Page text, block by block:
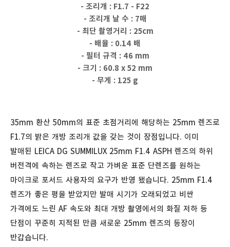
- 조리개 : F1.7 - F22
- 조리개 날 수 : 7매
- 최단 촬영거리 : 25cm
- 배율 : 0.14 배
- 필터 규격 : 46 mm
- 크기 : 60.8 x 52 mm
- 무게 : 125 g
35mm 환산 50mm의 표준 초점거리에 해당하는 25mm 렌즈로
F1.7의 밝은 개방 조리개 값을 갖는 것이 장점입니다. 이미
발매된 LEICA DG SUMMILUX 25mm F1.4 ASPH 렌즈의 하위
버전격에 속하는 렌즈로 작고 가벼운 표준 단렌즈를 원하는
마이크로 포서드 사용자의 요구가 반영 됐습니다. 25mm F1.4
렌즈가 좋은 평을 받았지만 발매 시기가 오래되었고 비싼
가격에도 느린 AF 속도와 최대 개방 촬영에서의 화질 저하 등
단점이 꾸준히 지적된 만큼 새로운 25mm 렌즈의 등장이
반갑습니다.